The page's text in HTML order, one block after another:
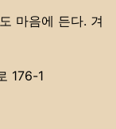
마음에 든다. 겨
176-1